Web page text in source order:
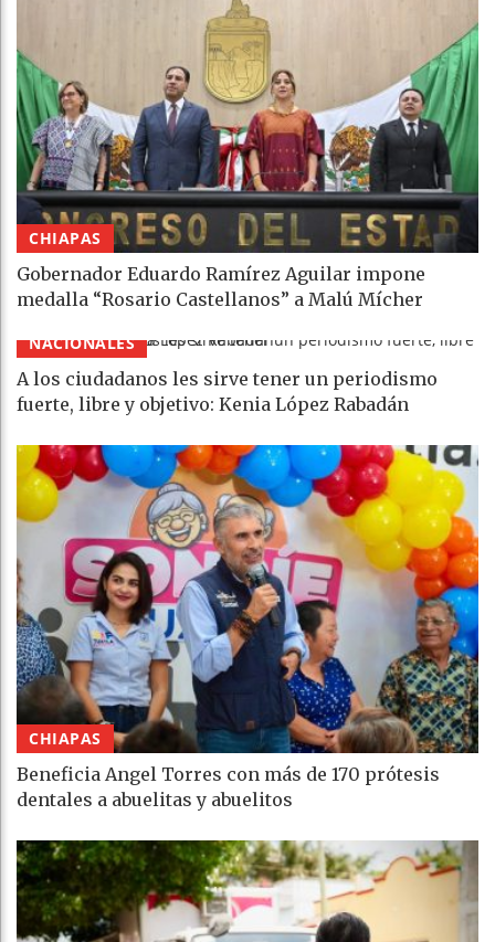
CHIAPAS
Gobernador Eduardo Ramírez Aguilar impone
medalla “Rosario Castellanos” a Malú Mícher
NACIONALES
A los ciudadanos les sirve tener un periodismo
fuerte, libre y objetivo: Kenia López Rabadán
CHIAPAS
Beneficia Angel Torres con más de 170 prótesis
dentales a abuelitas y abuelitos